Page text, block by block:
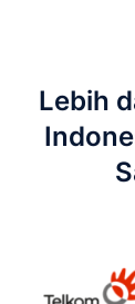
Lebih